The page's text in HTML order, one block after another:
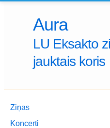
Aura
LU Eksakto
jauktais koris
Ziņas
Koncerti